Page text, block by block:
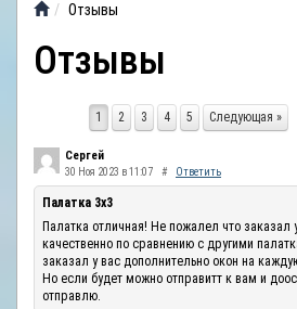
ВИДЕООБЗОР
ОТЗЫВЫ
Отзывы
Отзывы
1 2 3 4 5 Следующая »
Сергей
30 Ноя 2023 в 11:07 # Ответить
Палатка 3х3
Палатка отличная! Не пожалел что заказал
качественно по сравнению с другими
заказал у вас дополнительно окон на
Но если будет можно отправитт к вам и
отправлю.